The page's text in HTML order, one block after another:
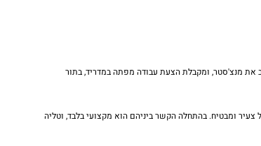
את מנצ'סטר, ומקבלת הצעת עבודה מפתה במדריד, בתור
ומבטיח. בהתחלה הקשר ביניהם הוא מקצועי בלבד, וטליה